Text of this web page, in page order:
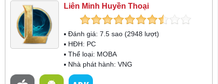
Liên Minh Huyền Thoại
▪ Đánh giá: 7.5 sao (2948 lượt)
▪ HĐH: PC
▪ Thể loại: MOBA
▪ Nhà phát hành: VNG